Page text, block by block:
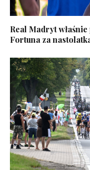
Real Madryt
Fortuna za